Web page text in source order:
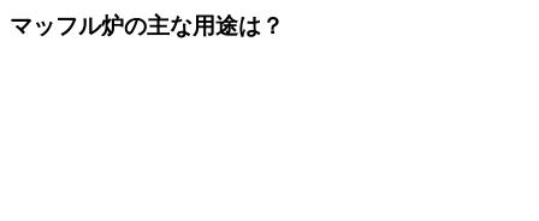
マッフル炉の主な用途は？